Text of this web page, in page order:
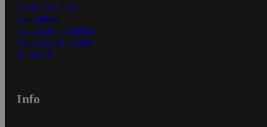
Ensitilaajan ohjeet
Näin maksat
Näin tilaat ja muokkaat
Kaikki ohjeet ja vinkit
In English
Info